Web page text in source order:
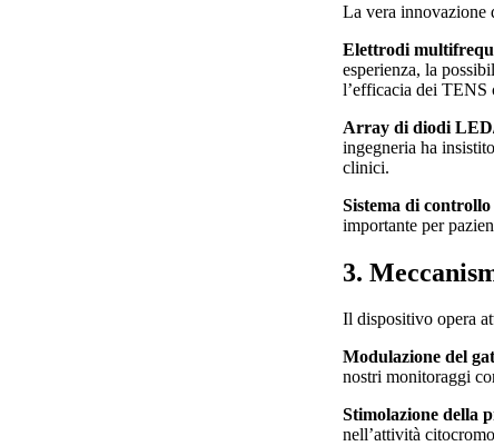
La vera innovazione
Elettrodi
esperienza, la
l’efficacia dei TENS
Array di diodi
ingegneria ha
clinici.
Sistema di controllo
importante per
3.
Il dispositivo opera
Modulazione del
nostri monitoraggi
Stimolazione della
nell’attività